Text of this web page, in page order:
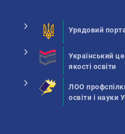
Урядовий
Український
якості освіти
ЛОО
освіти і науки